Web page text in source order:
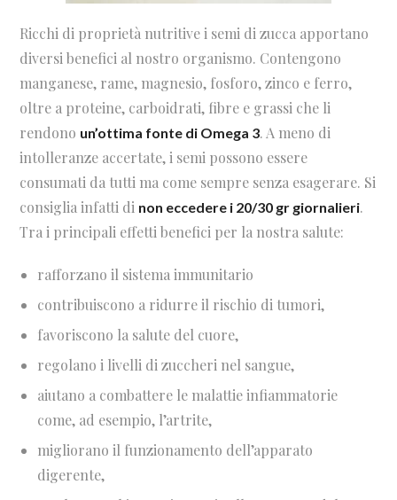
Ricchi di proprietà nutritive i semi di zucca apportano
diversi benefici al nostro organismo. Contengono
manganese, rame, magnesio, fosforo, zinco e ferro,
oltre a proteine, carboidrati, fibre e grassi che li
rendono un’ottima fonte di Omega 3. A meno di
intolleranze accertate, i semi possono essere
consumati da tutti ma come sempre senza esagerare. Si
consiglia infatti di non eccedere i 20/30 gr giornalieri.
Tra i principali effetti benefici per la nostra salute:
rafforzano il sistema immunitario
contribuiscono a ridurre il rischio di tumori,
favoriscono la salute del cuore,
regolano i livelli di zuccheri nel sangue,
aiutano a combattere le malattie infiammatorie
come, ad esempio, l’artrite,
migliorano il funzionamento dell’apparato
digerente,